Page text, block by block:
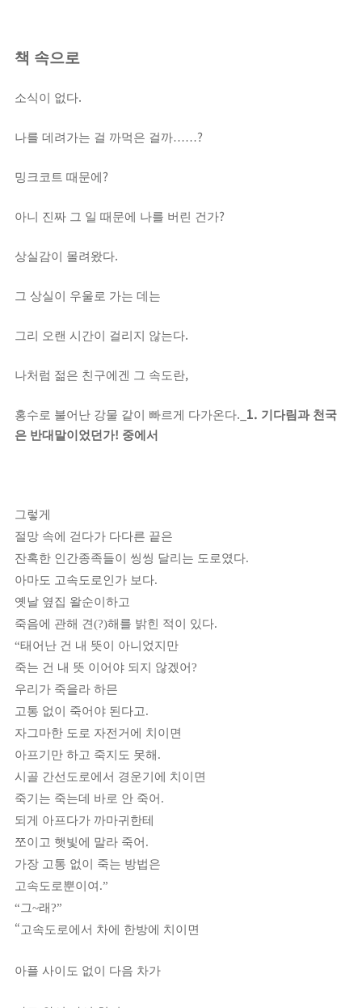
책 속으로
소식이 없다.
나를 데려가는 걸 까먹은 걸까……?
밍크코트 때문에?
아니 진짜 그 일 때문에 나를 버린 건가?
상실감이 몰려왔다.
그 상실이 우울로 가는 데는
그리 오랜 시간이 걸리지 않는다.
나처럼 젊은 친구에겐 그 속도란,
홍수로 불어난 강물 같이 빠르게 다가온다._ 1. 기다림과 천국
은 반대말이었던가! 중에서
그렇게
절망 속에 걷다가 다다른 끝은
잔혹한 인간종족들이 씽씽 달리는 도로였다.
아마도 고속도로인가 보다.
옛날 옆집 왈순이하고
죽음에 관해 견(?)해를 밝힌 적이 있다.
“태어난 건 내 뜻이 아니었지만
죽는 건 내 뜻 이어야 되지 않겠어?
우리가 죽을라 하믄
고통 없이 죽어야 된다고.
자그마한 도로 자전거에 치이면
아프기만 하고 죽지도 못해.
시골 간선도로에서 경운기에 치이면
죽기는 죽는데 바로 안 죽어.
되게 아프다가 까마귀한테
쪼이고 햇빛에 말라 죽어.
가장 고통 없이 죽는 방법은
고속도로뿐이여.”
“그~래?”
“고속도로에서 차에 한방에 치이면
아플 사이도 없이 다음 차가